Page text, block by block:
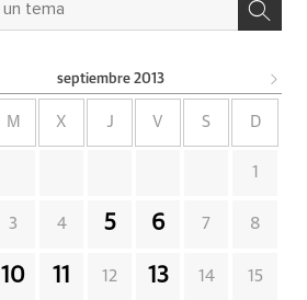
septiembre 2013
M X J V S D
1
3 4 5 6 7 8
10 11 12 13 14 15